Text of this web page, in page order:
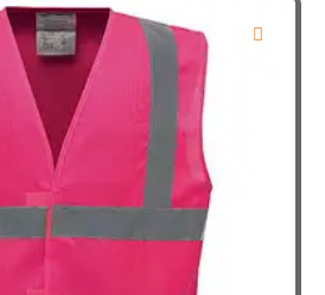
variaties.
Deze
optie
gekozen
worden
op
de
productpagina